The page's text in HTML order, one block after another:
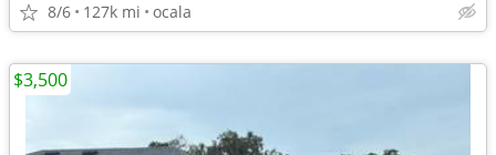
8/6 127k mi ocala
$3,500